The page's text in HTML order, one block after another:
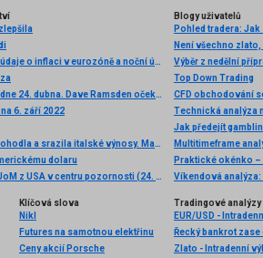
Ekonomický kalendář: První údaje o inflaci v eurozóně a noční údaje z Japonska (10.03.2025)
Přehled pro pár GBP/USD ze dne 24. dubna. Dave Ramsden očekává zpomalení inflace
6. září 2022
Rozbřesk: EU se "konečně" dohodla a srazila italské výnosy. Maďaři dnes zřejmě sníží sazby
dolaru
Ekonomický kalendář: Data UoM z USA v centru pozornosti (24. 4. 2026)
Blogy uživatelů
Pohled tradera:
Není všechno
Výběr z nedělní
Top Down Trading
CFD obchodování
Technická analýza
Jak předejít
Multitimeframe
Praktické okénko
Klíčová slova
Nikl
Futures na samotnou elektřinu
Ceny akcií Porsche
Tradingové analýzy
EUR/USD -
Řecký bankrot zase
Zlato - Intradenní